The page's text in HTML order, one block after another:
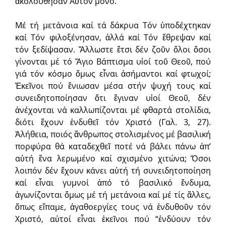
Μέ τή μετάνοια καί τά δάκρυα Τόν ὑποδέχτηκαν
καί Τόν φιλοξένησαν, ἀλλά καί Τόν ἔθρεψαν καί
τόν ξεδίψασαν. Ἄλλωστε ἔτσι δέν ζοῦν ὅλοι ὅσοι
γίνονται μέ τό Ἅγιο Βάπτισμα υἱοί τοῦ Θεοῦ, πού
γιά τόν κόσμο ὅμως εἶναι ἀσήμαντοι καί φτωχοί;
Ἐκεῖνοι πού ἔνιωσαν μέσα στήν ψυχή τους καί
συνειδητοποίησαν ὅτι ἔγιναν υἱοί Θεοῦ, δέν
ἀνέχονται νά καλλωπίζονται μέ φθαρτά στολίδια,
διότι ἔχουν ἐνδυθεῖ τόν Χριστό (Γαλ. 3, 27).
Ἀλήθεια, ποιός ἄνθρωπος στολισμένος μέ βασιλική
πορφύρα θά καταδεχθεῖ ποτέ νά βάλει πάνω ἀπ’
αὐτή ἕνα λερωμένο καί σχισμένο χιτώνα; Ὅσοι
λοιπόν δέν ἔχουν κάνει αὐτή τή συνειδητοποίηση
καί εἶναι γυμνοί ἀπό τό βασιλικό ἔνδυμα,
ἀγωνίζονται ὅμως μέ τή μετάνοια καί μέ τίς ἄλλες,
ὅπως εἴπαμε, ἀγαθοεργίες τους νά ἐνδυθοῦν τόν
Χριστό, αὐτοί εἶναι ἐκεῖνοι πού “ἐνδύουν τόν